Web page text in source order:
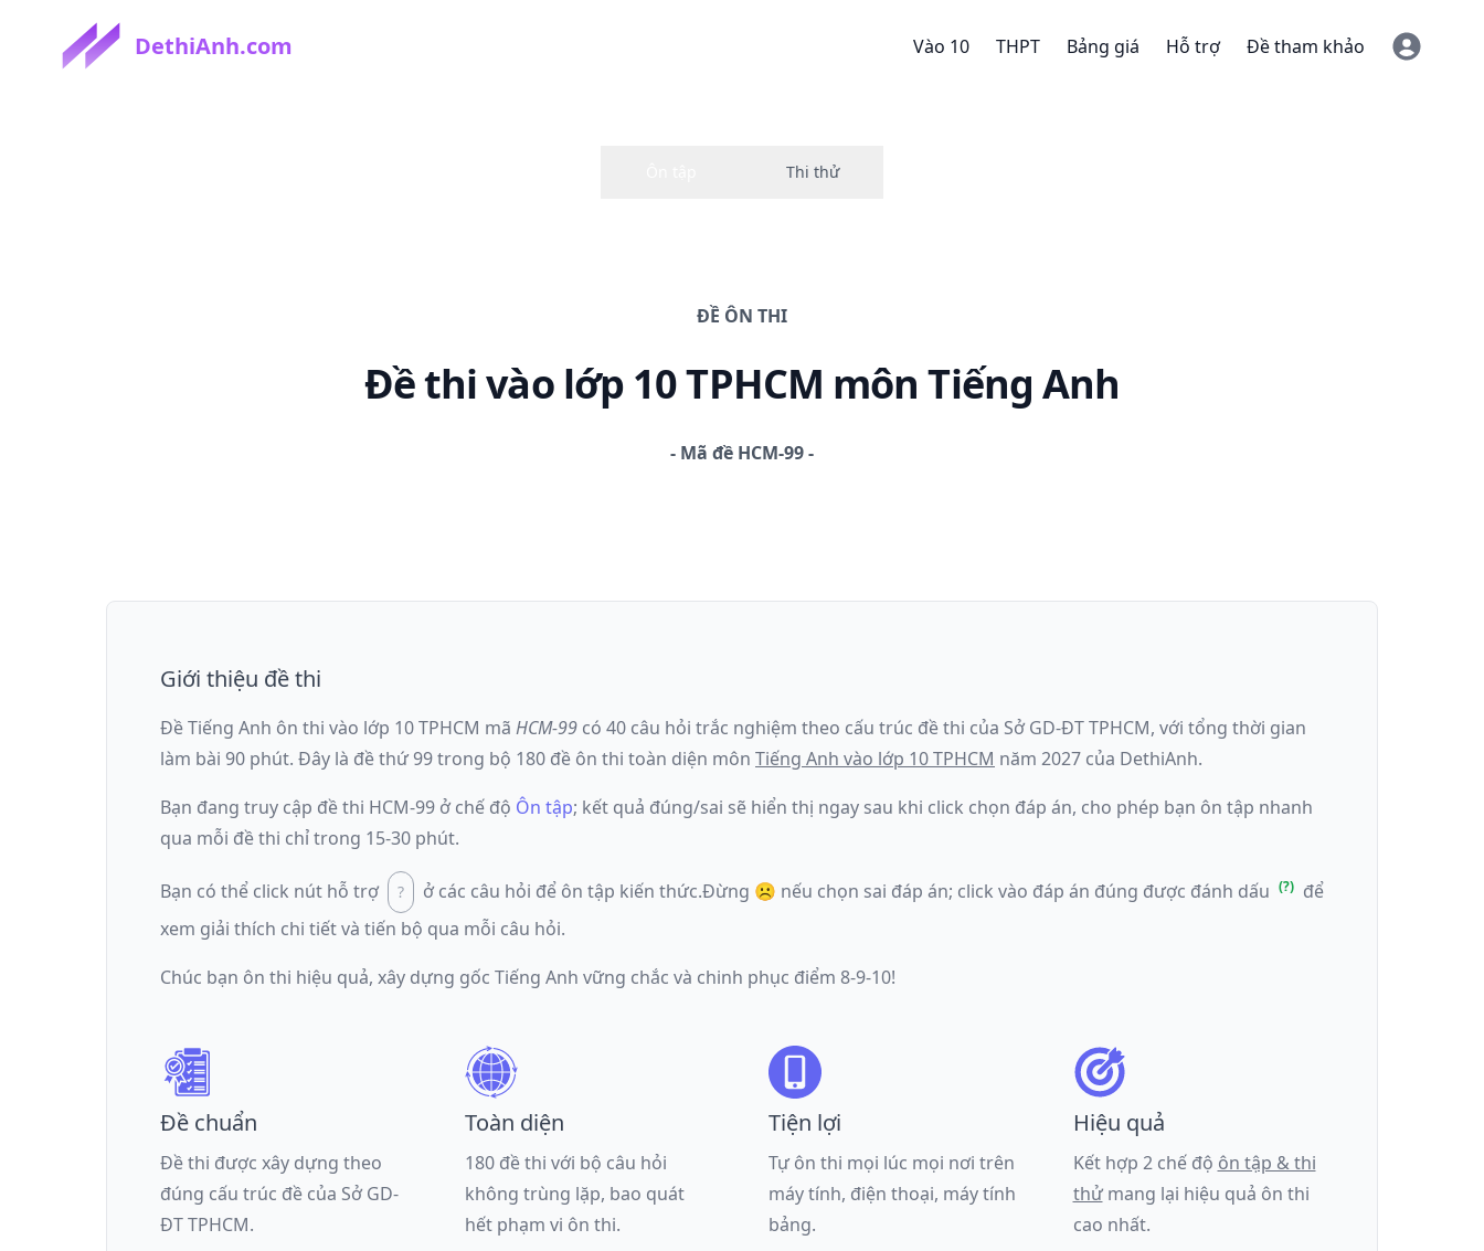
DethiAnh.com Vào 10 THPT Bảng giá Hỗ trợ Đề tham khảo
ĐỀ ÔN THI
Đề thivào lớp 10 TPHCM môn Tiếng Anh
- Mã đề HCM-99
Giới thiệu đề thi
Đề Tiếng Anh ôn thi vào lớp 10 TPHCM mã HCM-99 có 40 câu hỏi trắc nghiệm theo cấu trúc đề thi của Sở GD-ĐT TPHCM, với tổng thời gian
làm bài 90 phút. Đây là đềthứ 99trong bộ 180 đề ôn thi toàn diện môn Tiếng Anh vào lớp 10 TPHCM năm 2027 của DethiAnh.
Bạn đang truy cập đề thi HCM-99 ở chế độ Ôn tập; kết quả đúng/sai sẽ hiển thị ngay sau khi click chọn đáp án, cho phép bạn ôn tập nhanh
qua mỗi đề thi chỉ trong 15-30 phút.
Bạn có thể click nút hỗ trợ ở các câu hỏi để ôn tập kiến thức.Đừng ☹️ nếu chọn sai đáp án; click vào đáp án đúng được đánh dấu
để
xem giải thích chi tiết và tiến bộ qua mỗi câu hỏi.
Chúc bạn ôn thi hiệu quả, xây dựng gốc Tiếng Anh vững chắc và chinh phục điểm 8-9-10!
Đề chuẩn
Đề thi được xây dựng theo
đúng cấu trúc đề của Sở GD-
ĐT TPHCM.
Toàn diện
180 đề thi với bộ câu hỏi
không trùng lặp, bao quát
hết phạm vi ôn thi.
Tiện lợi
Tự ôn thi mọi lúc mọi nơi trên
máy tính, điện thoại, máy tính
bảng.
Hiệu quả
Kết hợp 2 chế độ ôn tập & thi
thửmang lại hiệu quả ôn thi
cao nhất.